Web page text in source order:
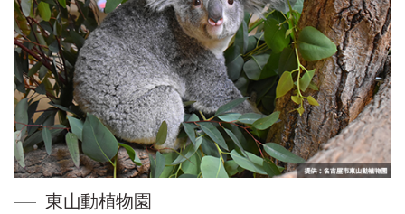
東山動植物園